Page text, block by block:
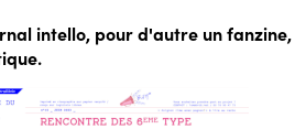
intello, pour d'autre un fanzine,